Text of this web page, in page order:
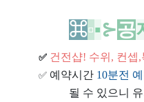
⌘▫▪⊱공
✅ 건전샵! 수위, 컨셉,
✅ 예약시간 10분전
될 수 있으니